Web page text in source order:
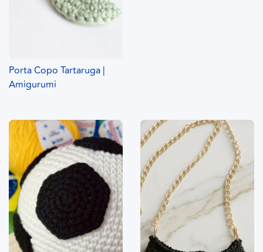
Porta Copo Tartaruga |
Amigurumi